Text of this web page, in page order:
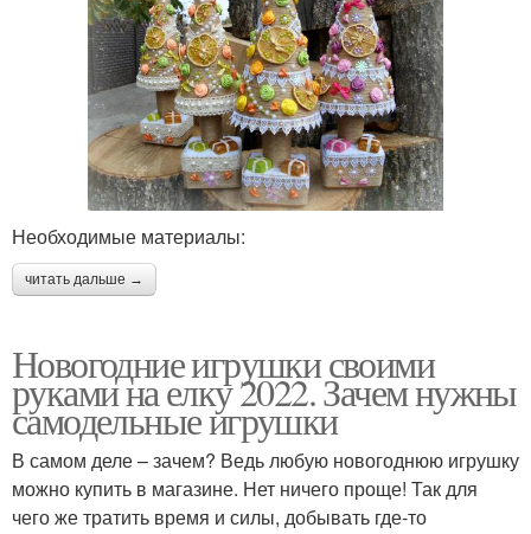
Необходимые материалы:
читать дальше →
Новогодние игрушки своими
руками на елку 2022. Зачем нужны
самодельные игрушки
В самом деле – зачем? Ведь любую новогоднюю игрушку
можно купить в магазине. Нет ничего проще! Так для
чего же тратить время и силы, добывать где-то